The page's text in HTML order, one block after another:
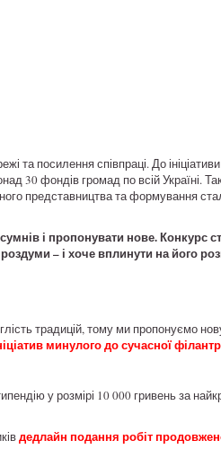
та посилення співпраці. До ініціативи
30 фондів громад по всій Україні.
представництва та формування
і пропонувати нове. Конкурс
– і хоче вплинути на його
традицій, тому ми пропонуємо
минулого до сучасної
у розмірі 10 000 гривень за
дедлайн подання робіт